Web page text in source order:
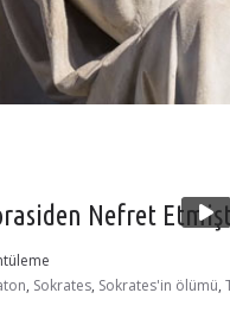
Nefret
, Sokrates, Sokrates'in ölümü,